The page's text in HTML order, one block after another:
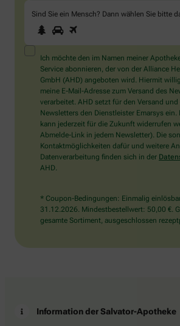
Sind Sie ein Mensch? Dann wählen Sie bitte
Sind
Sie
ein
Mensch?
Dann
wählen
Sie
bitte
das
Auto.
1 2
Ich möchte den im Namen meiner
Service abonnieren, der von der Alliance
GmbH (AHD) angeboten wird. Hiermit
meine E-Mail-Adresse zum Versand des
verarbeitet. AHD setzt für den Versand
Newsletters den Dienstleister Emarsys
kann jederzeit für die Zukunft widerrufen
Abmelde-Link in jedem Newsletter). Die
Kontaktmöglichkeiten dafür und weitere
Datenverarbeitung finden sich in der
AHD.
* Coupon-Bedingungen: Einmalig
31.12.2026. Mindestbestellwert: 50,00 €.
gesamte Sortiment, ausgeschlossen
Information der Salvator-Apotheke